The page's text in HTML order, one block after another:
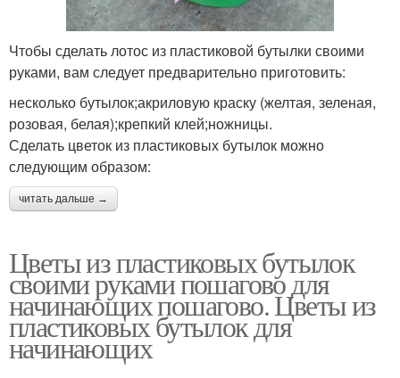
Чтобы сделать лотос из пластиковой бутылки своими
руками, вам следует предварительно приготовить:
несколько бутылок;акриловую краску (желтая, зеленая,
розовая, белая);крепкий клей;ножницы.
Сделать цветок из пластиковых бутылок можно
следующим образом:
читать дальше →
Цветы из пластиковых бутылок
своими руками пошагово для
начинающих пошагово. Цветы из
пластиковых бутылок для
начинающих